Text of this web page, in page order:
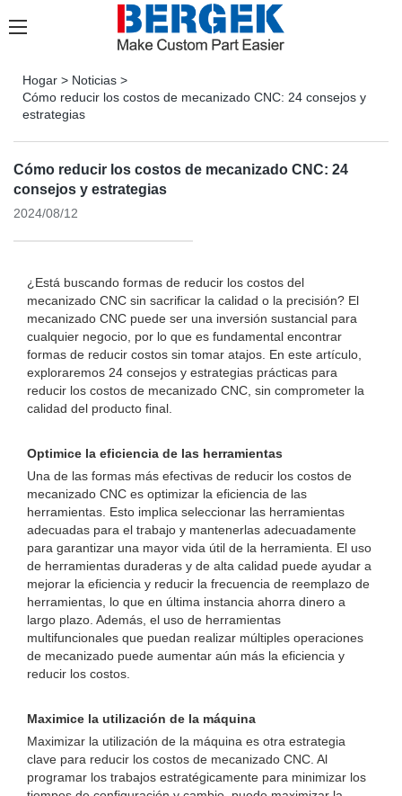
Hogar > Noticias >
Cómo reducir los costos de mecanizado CNC: 24 consejos y
estrategias
Cómo reducir los costos de mecanizado CNC: 24
consejos y estrategias
2024/08/12
¿Está buscando formas de reducir los costos del
mecanizado CNC sin sacrificar la calidad o la precisión? El
mecanizado CNC puede ser una inversión sustancial para
cualquier negocio, por lo que es fundamental encontrar
formas de reducir costos sin tomar atajos. En este artículo,
exploraremos 24 consejos y estrategias prácticas para
reducir los costos de mecanizado CNC, sin comprometer la
calidad del producto final.
Optimice la eficiencia de las herramientas
Una de las formas más efectivas de reducir los costos de
mecanizado CNC es optimizar la eficiencia de las
herramientas. Esto implica seleccionar las herramientas
adecuadas para el trabajo y mantenerlas adecuadamente
para garantizar una mayor vida útil de la herramienta. El uso
de herramientas duraderas y de alta calidad puede ayudar a
mejorar la eficiencia y reducir la frecuencia de reemplazo de
herramientas, lo que en última instancia ahorra dinero a
largo plazo. Además, el uso de herramientas
multifuncionales que puedan realizar múltiples operaciones
de mecanizado puede aumentar aún más la eficiencia y
reducir los costos.
Maximice la utilización de la máquina
Maximizar la utilización de la máquina es otra estrategia
clave para reducir los costos de mecanizado CNC. Al
programar los trabajos estratégicamente para minimizar los